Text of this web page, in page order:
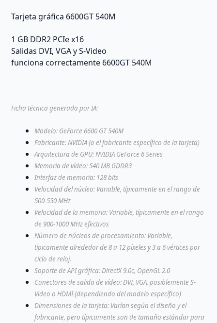
Tarjeta gráfica 6600GT 540M
1 GB DDR2 PCIe x16
Salidas DVI, VGA y S-Video
funciona correctamente 6600GT 540M
Ficha técnica generada por IA:
Modelo: GeForce 6600 GT 540M
Fabricante: NVIDIA (o el fabricante específico de la tarjeta)
Arquitectura de GPU: NVIDIA GeForce 6 Series
Memoria de vídeo: 540 MB GDDR3
Interfaz de memoria: 128 bits
Velocidad del núcleo: Variable, típicamente en el rango de
500-550 MHz
Velocidad de la memoria: Variable, típicamente en el rango
de 900-1000 MHz efectivos
Número de núcleos de procesamiento: Variable,
típicamente alrededor de 8 a 12 píxeles y 3 a 6 vértices por
ciclo de reloj.
Soporte de API gráfica: DirectX 9.0c, OpenGL 2.0
Conectores de salida de vídeo: DVI, VGA, posiblemente S-
Video o HDMI (dependiendo del modelo específico)
Dimensiones de la tarjeta: Varían según el diseño y el
fabricante, pero típicamente son de tamaño estándar para